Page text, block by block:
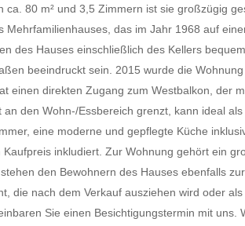
80 m² und 3,5 Zimmern ist sie großzügig
das im Jahr 1968 auf
des Hauses einschließlich des Kellers
beeindruckt sein. 2015 wurde die
einen direkten Zugang zum Westbalkon, der
den Wohn-/Essbereich grenzt, kann ideal
eine moderne und gepflegte Küche
inkludiert. Zur Wohnung gehört ein
den Bewohnern des Hauses ebenfalls
die nach dem Verkauf ausziehen wird oder
Sie einen Besichtigungstermin mit